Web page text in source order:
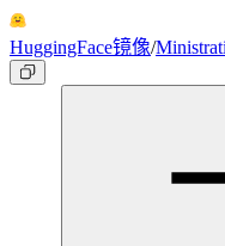
HuggingFace镜像/